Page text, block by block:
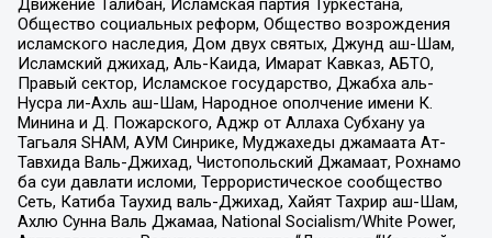
Движение Талибан, Исламская партия Туркестана,
Общество социальных реформ, Общество возрождения
исламского наследия, Дом двух святых, Джунд аш-Шам,
Исламский джихад, Аль-Каида, Имарат Кавказ, АБТО,
Правый сектор, Исламское государство, Джабха аль-
Нусра ли-Ахль аш-Шам, Народное ополчение имени К.
Минина и Д. Пожарского, Аджр от Аллаха Субхану уа
Тагьаля SHAM, АУМ Синрике, Муджахеды джамаата Ат-
Тавхида Валь-Джихад, Чистопольский Джамаат, Рохнамо
ба суи давлати исломи, Террористическое сообщество
Сеть, Катиба Таухид валь-Джихад, Хайят Тахрир аш-Шам,
Ахлю Сунна Валь Джамаа, National Socialism/White Power,